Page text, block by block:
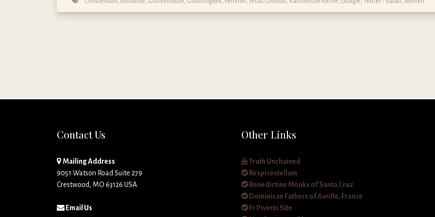
Contact Us
Mailing Address
9051 Watson Road Suite 279
Crestwood, MO 63126 USA
Email Us
Other Links
Truth Unchained
Respicestellam
Benedictine Monks of Santa Cruz
Dominican Fathers of Avrille, France
Fr Piverts Site